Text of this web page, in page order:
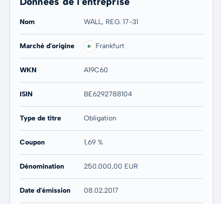
-
Nom WALL, REG. 17-31
Marché d'origine Frankfurt
WKN A19C60
ISIN BE6292788104
Type de titre Obligation
Coupon 1,69 %
Dénomination 250.000,00 EUR
Date d'émission 08.02.2017